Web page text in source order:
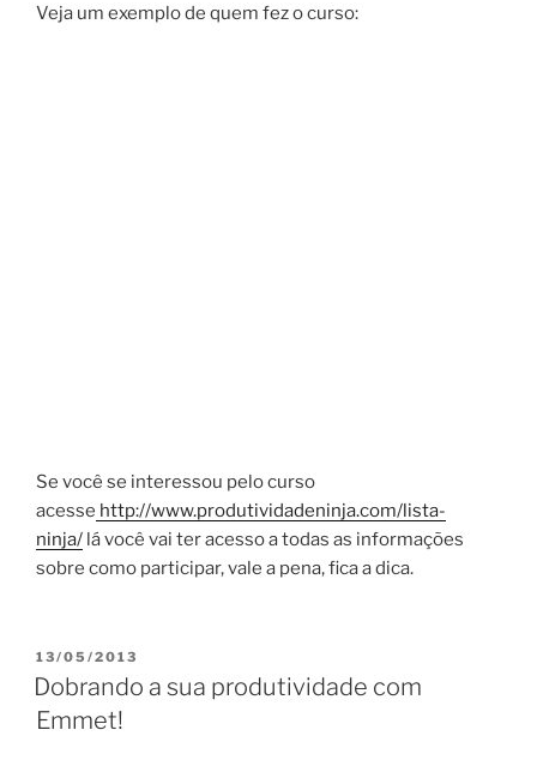
Veja um exemplo de quem fez o curso:
Se você se interessou pelo curso
acesse http://www.produtividadeninja.com/lista-
ninja/ lá você vai ter acesso a todas as informações
sobre como participar, vale a pena, fica a dica.
PUBLICADO
EM
13/05/2013
Dobrando a sua produtividade com
Emmet!